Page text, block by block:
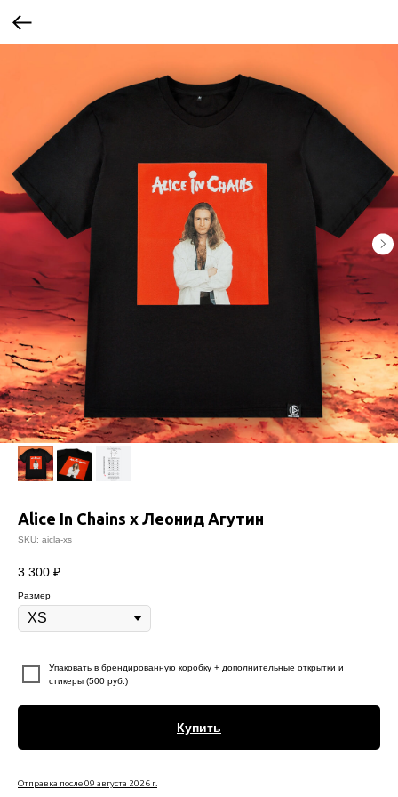
Alice In Chains x Леонид Агутин
SKU: aicla-xs
3 300 ₽
Размер
Упаковать в брендированную коробку + дополнительные открытки и
стикеры (500 руб.)
Купить
Отправка после 09 августа 2026 г.